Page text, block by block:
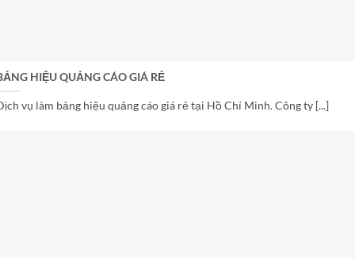
HIỆU QUẢNG CÁO GIÁ RẺ
vụ làm bảng hiệu quảng cáo giá rẻ tại Hồ Chí Minh. Công ty [...]